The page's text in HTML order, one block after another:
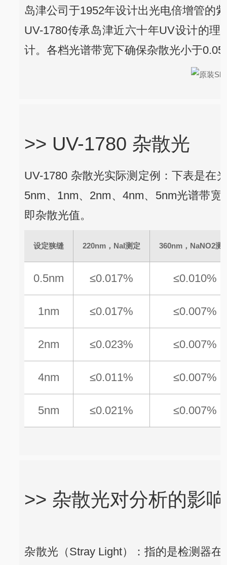
岛津公司于1952年设计出光电倍增管的
UV-1780传承岛津近六十年UV设计的
计。各档光谱带宽下确保杂散光小于
>> UV-1780 杂散光
UV-1780 杂散光实际测定例：下表是在
5nm、1nm、2nm、4nm、5nm光谱带
即杂散光值。
设定狭缝 220nm，NaI测定 360nm，NaNO2测
0.5nm ≤0.017% ≤0.010%
1nm ≤0.017% ≤0.007%
2nm ≤0.023% ≤0.007%
4nm ≤0.011% ≤0.007%
5nm ≤0.021% ≤0.007%
>> 杂散光对分析的影响
杂散光（Stray Light）：指的是检测器